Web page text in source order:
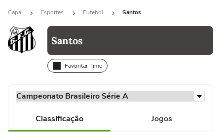
Capa Esportes Futebol Santos
Santos
Favoritar Time
Classificação Jogos